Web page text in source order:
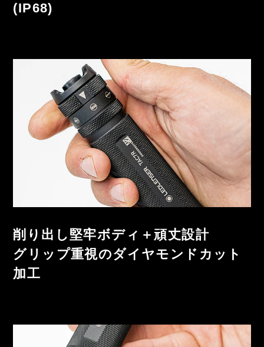
(IP68)
削り出し堅牢ボディ＋頑丈設計
グリップ重視のダイヤモンドカット
加工